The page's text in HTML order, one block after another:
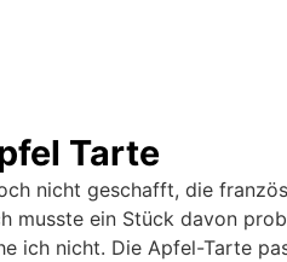
Tarte
nicht geschafft, die
musste ein Stück davon
ich nicht. Die Apfel-Tarte